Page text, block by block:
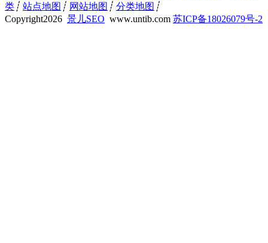
类 ┊ 站点地图 ┊ 网站地图 ┊ 分类地图 ┊
Copyright2026 景儿SEO www.untib.com 苏ICP备18026079号-2